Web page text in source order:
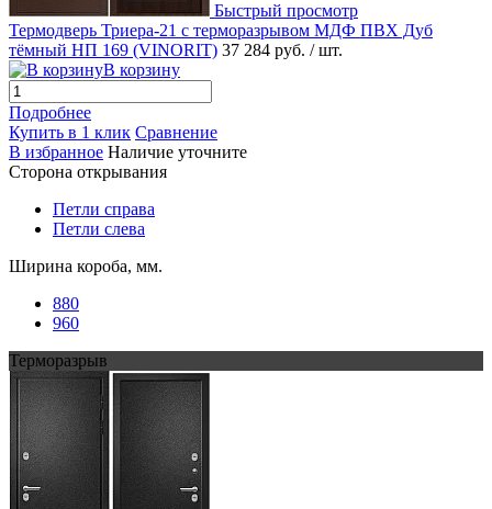
Быстрый просмотр
Термодверь Триера-21 с терморазрывом МДФ ПВХ Дуб
тёмный НП 169 (VINORIT) 37 284 руб. / шт.
В корзину
Подробнее
Купить в 1 клик Сравнение
В избранное Наличие уточните
Сторона открывания
Петли справа
Петли слева
Ширина короба, мм.
880
960
Терморазрыв